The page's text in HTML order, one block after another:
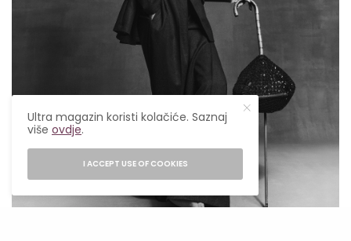
Ultra magazin koristi kolačiće. Saznaj
višeovdje.
I ACCEPT USE OF COOKIES